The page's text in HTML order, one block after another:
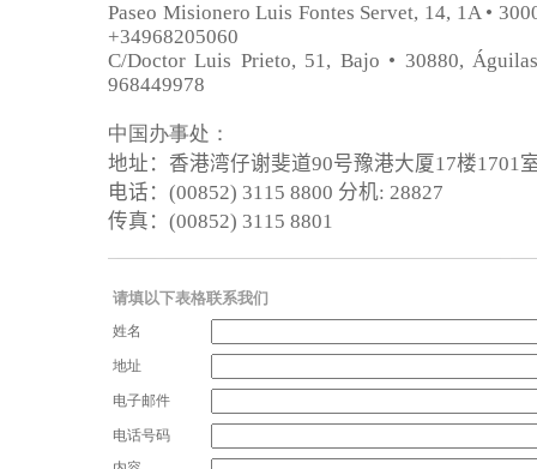
Paseo Misionero Luis Fontes Servet, 14, 1A •
+34968205060
C/Doctor Luis Prieto, 51, Bajo • 30880,
968449978
中国办事处：
地址：香港湾仔谢斐道90号豫港大厦17楼1701
电话： (00852) 3115 8800 分机: 28827
传真： (00852) 3115 8801
请填以下表格联系我们
姓名
地址
电子邮件
电话号码